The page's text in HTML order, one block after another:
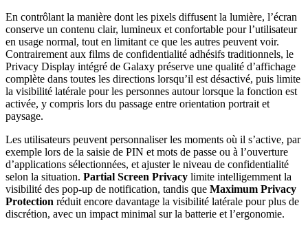
En contrôlant la manière dont les pixels diffusent la lumière, l’écran
conserve un contenu clair, lumineux et confortable pour l’utilisateur
en usage normal, tout en limitant ce que les autres peuvent voir.
Contrairement aux films de confidentialité adhésifs traditionnels, le
Privacy Display intégré de Galaxy préserve une qualité d’affichage
complète dans toutes les directions lorsqu’il est désactivé, puis limite
la visibilité latérale pour les personnes autour lorsque la fonction est
activée, y compris lors du passage entre orientation portrait et
paysage.
Les utilisateurs peuvent personnaliser les moments où il s’active, par
exemple lors de la saisie de PIN et mots de passe ou à l’ouverture
d’applications sélectionnées, et ajuster le niveau de confidentialité
selon la situation. Partial Screen Privacy limite intelligemment la
visibilité des pop-up de notification, tandis que Maximum Privacy
Protection réduit encore davantage la visibilité latérale pour plus de
discrétion, avec un impact minimal sur la batterie et l’ergonomie.